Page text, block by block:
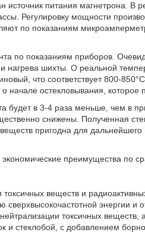
питания магнетрона. В
Регулировку мощности
по показаниям
по показаниям приборов.
нагрева шихты. О реальной
что соответствует 800-
начале остекловывания,
будет в 3-4 раза меньше, чем в
снижены. Полученная
пригодна для
преимущества по
токсичных веществ и
сверхвысокочастотной энергии
токсичных
и стеклобой, с добавлением